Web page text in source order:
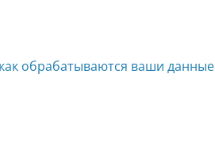
обрабатываются ваши данные